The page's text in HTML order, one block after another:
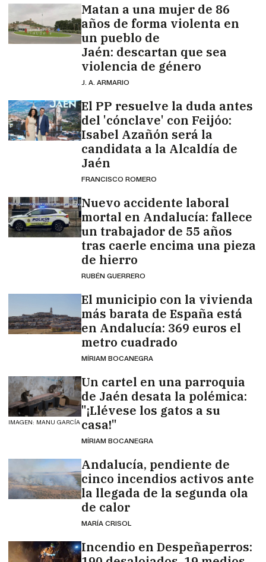
Matan a una mujer de 86
años de forma violenta en
un pueblo de
Jaén: descartan que sea
violencia de género
J. A. ARMARIO
El PP resuelve la duda antes
del 'cónclave' con Feijóo:
Isabel Azañón será la
candidata a la Alcaldía de
Jaén
FRANCISCO ROMERO
Nuevo accidente laboral
mortal en Andalucía: fallece
un trabajador de 55 años
tras caerle encima una pieza
de hierro
RUBÉN GUERRERO
El municipio con la vivienda
más barata de España está
en Andalucía: 369 euros el
metro cuadrado
MÍRIAM BOCANEGRA
IMAGEN: MANU GARCÍA
Un cartel en una parroquia
de Jaén desata la polémica:
"¡Llévese los gatos a su
casa!"
MÍRIAM BOCANEGRA
Andalucía, pendiente de
cinco incendios activos ante
la llegada de la segunda ola
de calor
MARÍA CRISOL
Incendio en Despeñaperros: